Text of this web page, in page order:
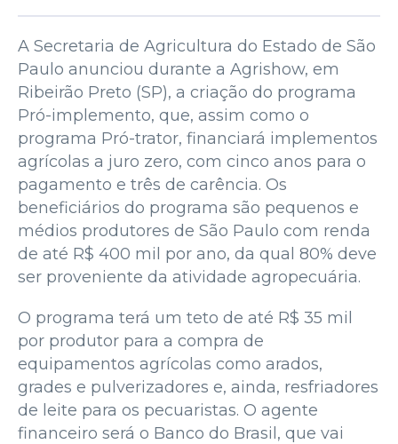
A Secretaria de Agricultura do Estado de São
Paulo anunciou durante a Agrishow, em
Ribeirão Preto (SP), a criação do programa
Pró-implemento, que, assim como o
programa Pró-trator, financiará implementos
agrícolas a juro zero, com cinco anos para o
pagamento e três de carência. Os
beneficiários do programa são pequenos e
médios produtores de São Paulo com renda
de até R$ 400 mil por ano, da qual 80% deve
ser proveniente da atividade agropecuária.
O programa terá um teto de até R$ 35 mil
por produtor para a compra de
equipamentos agrícolas como arados,
grades e pulverizadores e, ainda, resfriadores
de leite para os pecuaristas. O agente
financeiro será o Banco do Brasil, que vai